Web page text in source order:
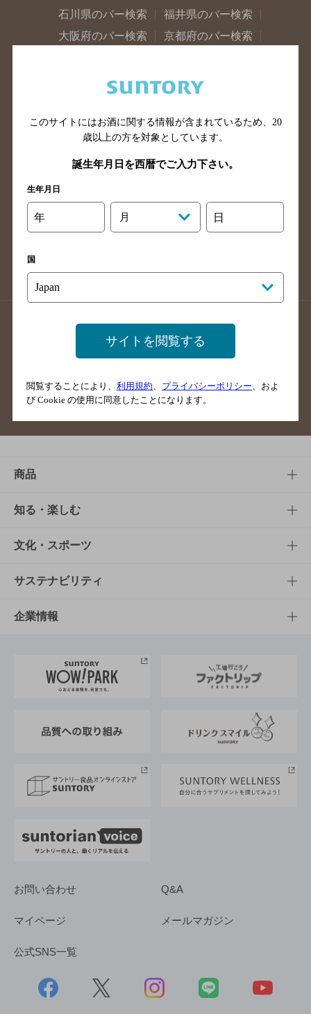
石川県のバー検索
福井県のバー検索
大阪府のバー検索
京都府のバー検索
滋賀県のバー検索
和歌山県のバー検索
山口県のバー検索
鳥取県のバー検索
島根県のバー検索
徳島県のバー検索
香川県のバー検索
愛媛県のバー検索
高知県のバー検索
長崎県のバー検索
佐賀県のバー検索
大分県のバー検索
熊本県のバー検索
沖縄県のバー検索
店舗登録方法のご案内
店舗情報更新方法のご案内
掲載店舗様ログイン
ご意見・ご感想
商品
商品TOP
商品一覧
商品発売情報
栄養成分一覧
知る・楽しむ
知る・楽しむTOP
キャンペーン
工場見学
地域情報
文化・スポーツ
文化・スポーツTOP
サントリーホール
サントリーサンバーズ大阪
サステナビリティ
サステナビリティTOP
サントリーが考えるサステナビリティ経営
企業情報
企業概要
採用情報
お問い合わせ Q&A
マイページ メールマガジン
公式SNS一覧
このサイトにはお酒に関する情報が含まれているため、 20
歳以上の方を対象としています。
誕生年月日を西暦でご入力下さい。
生年月日
年 月 日
国
サイトを閲覧する
閲覧することにより、 利用規約 プライバシーポリシー 、およ
び Cookie の使用に同意したことになります。